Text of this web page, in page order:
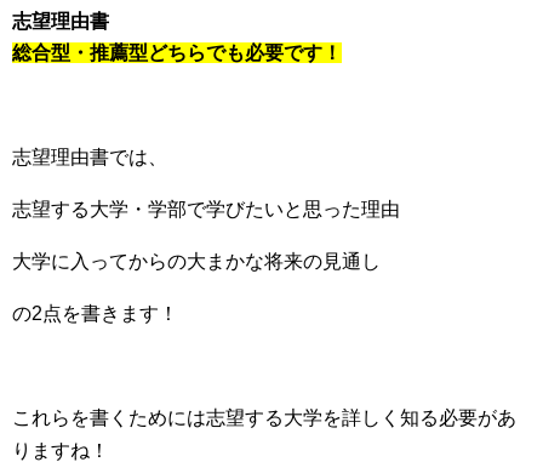
志望理由書
総合型・推薦型どちらでも必要です！
志望理由書では、
志望する大学・学部で学びたいと思った理由
大学に入ってからの大まかな将来の見通し
の2点を書きます！
これらを書くためには志望する大学を詳しく知る必要があ
りますね！